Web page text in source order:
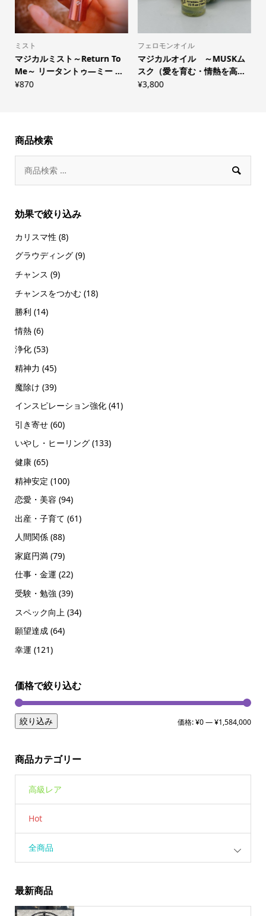
ミスト
マジカルミスト～Return To
Me～ リータントゥ―ミー ...
¥870
フェロモンオイル
マジカルオイル ～MUSKム
スク（愛を育む・情熱を高...
¥3,800
商品検索

効果で絞り込み
カリスマ性 (8)
グラウディング (9)
チャンス (9)
チャンスをつかむ (18)
勝利 (14)
情熱 (6)
浄化 (53)
精神力 (45)
魔除け (39)
インスピレーション強化 (41)
引き寄せ (60)
いやし・ヒーリング (133)
健康 (65)
精神安定 (100)
恋愛・美容 (94)
出産・子育て (61)
人間関係 (88)
家庭円満 (79)
仕事・金運 (22)
受験・勉強 (39)
スペック向上 (34)
願望達成 (64)
幸運 (121)
価格で絞り込む
絞り込み 価格:¥0—¥1,584,000
商品カテゴリー
高級レア
Hot
全商品
最新商品